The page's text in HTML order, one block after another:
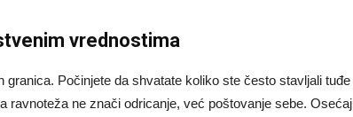
vrednostima
granica. Počinjete da shvatate koliko ste često stavljali tuđe
ravnoteža ne znači odricanje, već poštovanje sebe. Osećaj